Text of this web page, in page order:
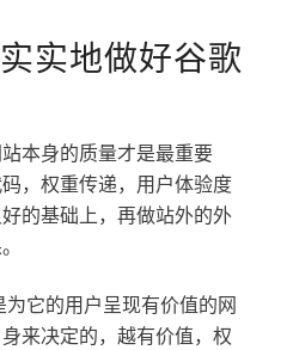
实地做好谷歌
本身的质量才是最重要
，权重传递，用户体验度
的基础上，再做站外的外
它的用户呈现有价值的网
来决定的，越有价值，权